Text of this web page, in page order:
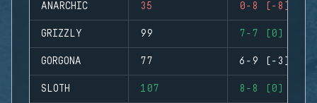
ANARCHIC 35 0-8 (-8)
GRIZZLY 99 7-7 (0)
GORGONA 77 6-9 (-3)
SLOTH 107 8-8 (0)